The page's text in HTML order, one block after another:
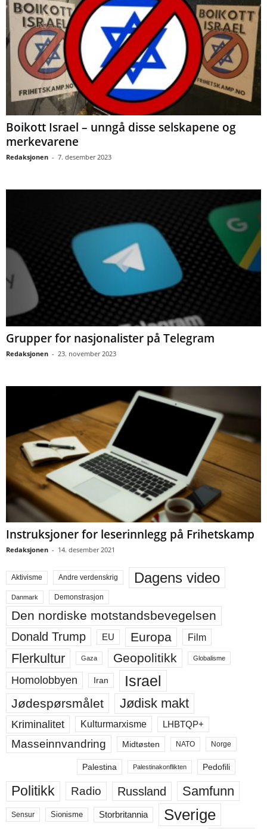
Boikott Israel – unngå disse selskapene og
merkevarene
Redaksjonen - 7. desember 2023
Grupper for nasjonalister på Telegram
Redaksjonen - 23. november 2023
Instruksjoner for leserinnlegg på Frihetskamp
Redaksjonen - 14. desember 2021
Aktivisme Andre verdenskrig Dagens video
Danmark Demonstrasjon
Den nordiske motstandsbevegelsen
Donald Trump EU Europa Film
Flerkultur Gaza Geopolitikk Globalisme
Homolobbyen Iran Israel
Jødespørsmålet Jødisk makt
Kriminalitet Kulturmarxisme LHBTQP+
Masseinnvandring Midtøsten NATO Norge
Palestina Palestinakonflikten Pedofili
Politikk Radio Russland Samfunn
Sensur Sionisme Storbritannia Sverige